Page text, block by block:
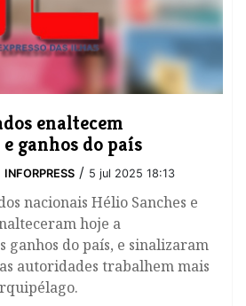
enaltecem
ganhos do país
INFORPRESS / 5 jul 2025 18:13
nacionais Hélio Sanches e
hoje a
ganhos do país, e sinalizaram
autoridades trabalhem mais